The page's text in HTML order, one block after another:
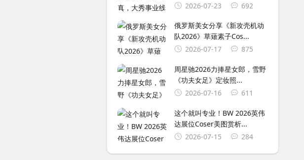
2026-07-23
692
俄罗斯美女分享《新攻壳机动
队2026》草薙素子Cos...
2026-07-17
875
周星驰2026力捧星女郎，雪野
《功夫女足》定妆照...
2026-07-16
611
这个就叫专业！BW 2026英伟
达展位Coser美图赏析...
2026-07-15
284